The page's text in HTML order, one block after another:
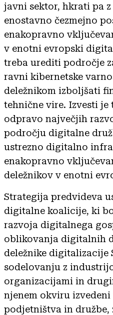
javni sektor, hkrati pa
enostavno čezmejno
enakopravno
v enotni evropski
treba urediti področje
ravni kibernetske
deležnikom izboljšati
tehnične vire. Izvesti je
odpravo največjih
področju digitalne
ustrezno digitalno
enakopravno
deležnikov v enotni
Strategija predvideva
digitalne koalicije, ki
razvoja digitalnega
oblikovanja digitalnih
deležnike digitalizacije
sodelovanju z
organizacijami in
njenem okviru
podjetništva in družbe,